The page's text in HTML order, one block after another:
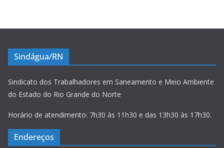
Sindágua/RN
Sindicato dos Trabalhadores em Saneamento e Meio Ambiente
do Estado do Rio Grande do Norte
Horário de atendimento: 7h30 às 11h30 e das 13h30 às 17h30.
Endereços